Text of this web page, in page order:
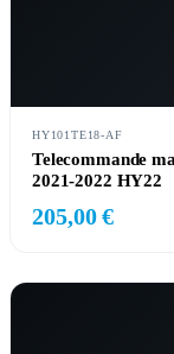
HY101TE18-AF
Telecommande
2021-2022 HY22
205,00 €